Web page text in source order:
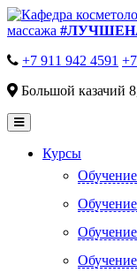
массажа
+7 911 942 4591
Большой казачий
Курсы